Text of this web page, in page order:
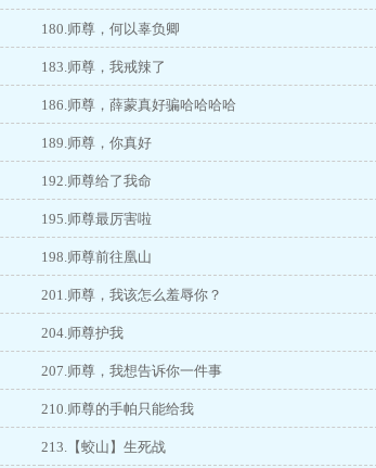
180.师尊，何以辜负卿
183.师尊，我戒辣了
186.师尊，薛蒙真好骗哈哈哈哈
189.师尊，你真好
192.师尊给了我命
195.师尊最厉害啦
198.师尊前往凰山
201.师尊，我该怎么羞辱你？
204.师尊护我
207.师尊，我想告诉你一件事
210.师尊的手帕只能给我
213.【蛟山】生死战